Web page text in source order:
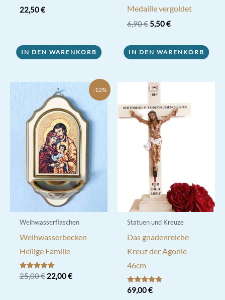
22,50€
IN DEN WARENKORB
Medaille vergoldet
6,90€ Ursprünglicher
6,90 €
5,50€Aktueller
5,50 €.
IN DEN WARENKORB
-12%
Weihwasserflaschen
Weihwasserbecken
Heilige Familie
Bewertet mit
5.00
25,00€ Ursprünglicher
22,00€Aktueller
Statuen und Kreuze
Das gnadenreiche
Kreuz der Agonie
46cm
Bewertet mit
5.00
69,00€